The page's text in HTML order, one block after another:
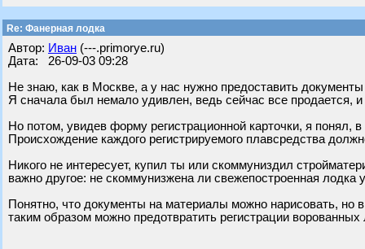
Re: Фанерная лодка
Автор: Иван (---.primorye.ru)
Дата: 26-09-03 09:28
Не знаю, как в Москве, а у нас нужно предоставить
Я сначала был немало удивлен, ведь сейчас все продается, и
Но потом, увидев форму регистрационной карточки, я понял,
Происхождение каждого регистрируемого плавсредства
Никого не интересует, купил ты или скоммуниздил
важно другое: не скоммунизжена ли свежепостроенная лодка
Понятно, что документы на материалы можно нарисовать, но
таким образом можно предотвратить регистрации ворованных